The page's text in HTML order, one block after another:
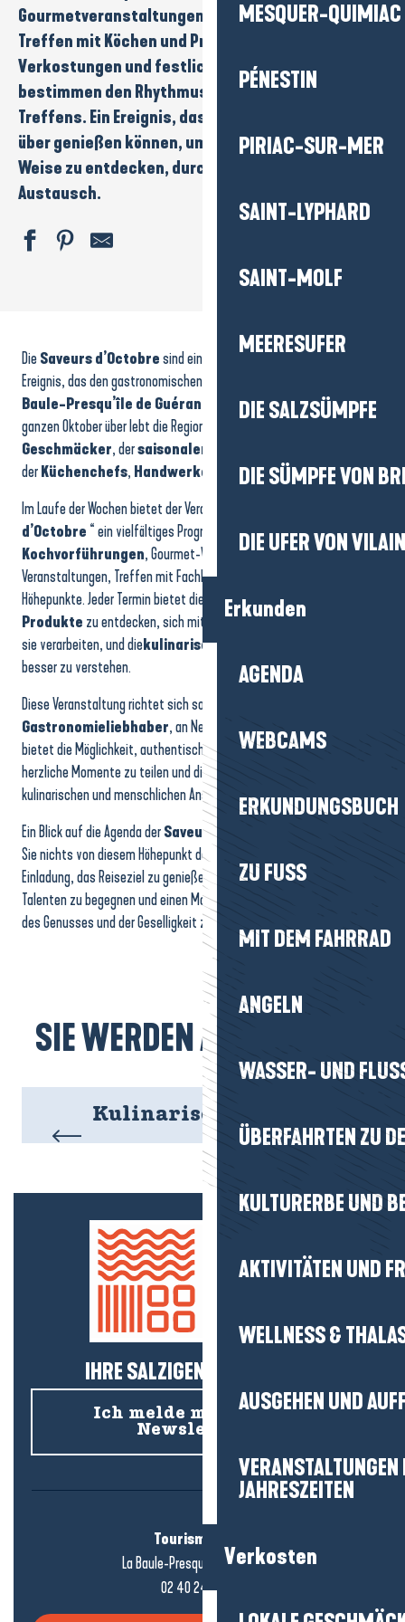
MESQUER-QUIMIAC
PÉNESTIN
PIRIAC-SUR-MER
SAINT-LYPHARD
SAINT-MOLF
MEERESUFER
DIE SALZSÜMPFE
DIE SÜMPFE VON
DIE UFER VON
Erkunden
AGENDA
WEBCAMS
ERKUNDUNGSBUCH
ZU FUSS
MIT DEM FAHRRAD
ANGELN
WASSER- UND
ÜBERFAHRTEN ZU
KULTURERBE UND
AKTIVITÄTEN UND
WELLNESS &
AUSGEHEN UND
JAHRESZEITEN
Verkosten
Gourmetveranstaltungen
Kochvorführungen,
Treffen mit Köchen und Produzenten
Verkostungen und festliche Höhepunkte
bestimmen den Rhythmus dieses unumgänglichen
Treffens. Ein Ereignis, das Sie den ganzen Monat
über genießen können, um die Region auf andere
Weise zu entdecken, durch
Austausch.
Les Celtiques - Marche chantée
Atelier Parents Enfants Relaxation ludique
Visite guidée La cité en lumière
Führungen durch die Kirche Saint-Guénolé
Visite guidée À la découverte de La Turballe
Artisans d'art et créateurs
Exposition de peintures : "Le Charme du bord de mer"
Les RDV au refuge LPO : Nuit de la Chauve-souris
Visite de la ferme
Stage - Aquarelle
DieSaveurs d’Octobresind ein symbolträchtiges kulinarisches
Ereignis, das den gastronomischen Reichtum des Reiseziels
Baule-Presqu’île de Guérande
in den Mittelpunkt stellt. Den
ganzen Oktober über lebt die Region im Rhythmus der
Geschmäcker, dersaisonalen Produkte
derKüchenchefs, Handwerker Produzenten.
Im Laufe der Wochen bietet der Veranstaltungskalender “
d’Octobre “ ein vielfältiges Programm, das für alle zugänglich ist:
Kochvorführungen, Gourmet-Workshops, gesellige
Veranstaltungen, Treffen mit Fachleuten, Verkostungen und festliche
Höhepunkte. Jeder Termin bietet die Gelegenheit,
regionale
Produkte zu entdecken, sich mit denjenigen auszutauschen, die
sie verarbeiten, und diekulinarische Identität
besser zu verstehen.
Diese Veranstaltung richtet sich sowohl an Familien als auch an
Gastronomieliebhaber, an Neugierige wie an Begeisterte. Sie
bietet die Möglichkeit, authentische Erfahrungen zu machen,
herzliche Momente zu teilen und die Halbinsel durch einen
kulinarischen und menschlichen Ansatz (neu) zu entdecken.
Ein Blick auf die Agenda derSaveurs d’Octobre
Sie nichts von diesem Höhepunkt des Herbstes verpassen. Eine
Einladung, das Reiseziel zu genießen, seinenkulinarischen
Talenten zu begegnen und einen Monat im Zeichen des Geschmacks,
des Genusses und der Geselligkeit zu genießen.
SIE WERDEN AUCH MÖGEN
Kulinarische Demos
IHRE SALZIGEN NEUIGKEITEN!
Ich melde mich für den
Newsletter an
Tourismusbüro
La Baule-Presqu'île de Guérande
02 40 24 34 44